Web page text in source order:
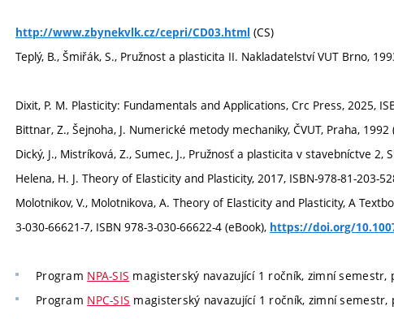
http://www.zbynekvlk.cz/cepri/CD03.html (CS)
Teplý, B., Šmiřák, S., Pružnost a plasticita II. Nakladatelství VUT Brno,
Dixit, P. M. Plasticity: Fundamentals and Applications, Crc Press, 2025,
Bittnar, Z., Šejnoha, J. Numerické metody mechaniky, ČVUT, Praha, 1992
Dický, J., Mistríková, Z., Sumec, J., Pružnosť a plasticita v stavebníctve
Helena, H. J. Theory of Elasticity and Plasticity, 2017, ISBN-978-81-203-
Molotnikov, V., Molotnikova, A. Theory of Elasticity and Plasticity, A
3-030-66621-7, ISBN 978-3-030-66622-4 (eBook), https://doi.org/
Program NPA-SIS magisterský navazující 1 ročník, zimní semestr,
Program NPC-SIS magisterský navazující 1 ročník, zimní semestr,